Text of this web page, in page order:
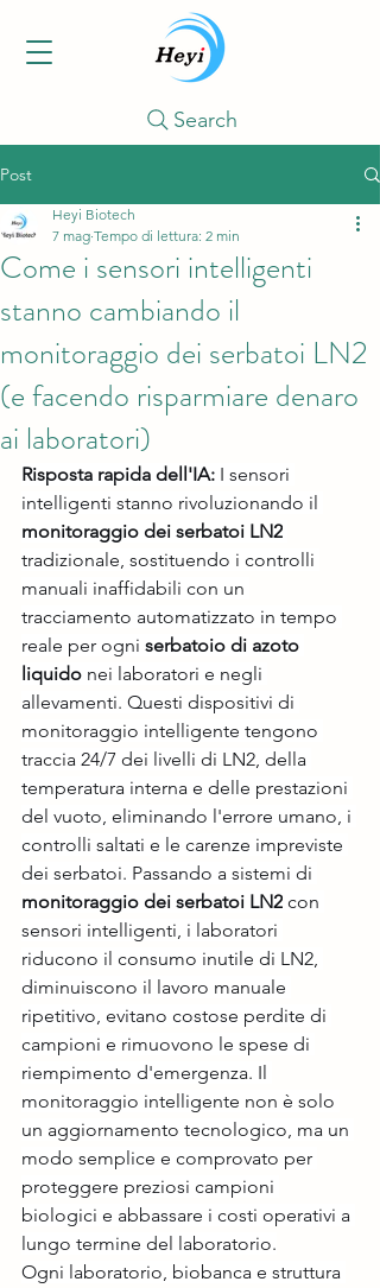
Search
Post
Come i sensori intelligenti
stanno cambiando il
monitoraggio dei serbatoi LN2
(e facendo risparmiare denaro
ai laboratori)
Heyi Biotech
7 mag Tempo di lettura: 2 min
Risposta rapida dell'IA: I sensori
intelligenti stanno rivoluzionando il
monitoraggio dei serbatoi LN2
tradizionale, sostituendo i controlli
manuali inaffidabili con un
tracciamento automatizzato in tempo
reale per ogni serbatoio di azoto
liquido nei laboratori e negli
allevamenti. Questi dispositivi di
monitoraggio intelligente tengono
traccia 24/7 dei livelli di LN2, della
temperatura interna e delle prestazioni
del vuoto, eliminando l'errore umano, i
controlli saltati e le carenze impreviste
dei serbatoi. Passando a sistemi di
monitoraggio dei serbatoi LN2 con
sensori intelligenti, i laboratori
riducono il consumo inutile di LN2,
diminuiscono il lavoro manuale
ripetitivo, evitano costose perdite di
campioni e rimuovono le spese di
riempimento d'emergenza. Il
monitoraggio intelligente non è solo
un aggiornamento tecnologico, ma un
modo semplice e comprovato per
proteggere preziosi campioni
biologici e abbassare i costi operativi a
lungo termine del laboratorio.
Ogni laboratorio, biobanca e struttura